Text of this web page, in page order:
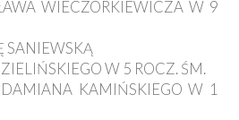
WIECZORKIEWICZA W 9
SANIEWSKĄ
W 5 ROCZ. ŚM.
KAMIŃSKIEGO W 1